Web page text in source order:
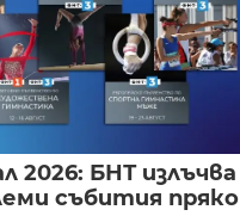
2026: БНТ излъчва
събития пряко